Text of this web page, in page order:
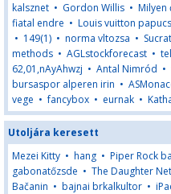
kalsznet • Gordon Willis • Milyen
fiatal endre • Louis vuitton papucs
• 149(1) • norma vltozsa •
methods • AGLstockforecast •
62,01,nAyAhwzj • Antal Nimród •
bursaspor alperen irin •
vege •fancybox • eurnak •
Utoljára keresett
Mezei Kitty • hang • Piper Rock
gabonatőzsde • The Daughter
Bačanin • bajnai brkalkultor •